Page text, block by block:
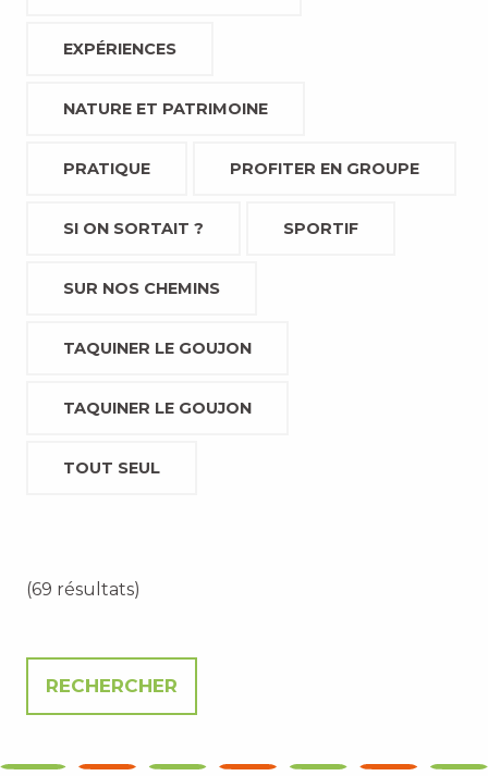
EXPÉRIENCES
NATURE ET PATRIMOINE
PRATIQUE PROFITER EN GROUPE
SI ON SORTAIT ? SPORTIF
SUR NOS CHEMINS
TAQUINER LE GOUJON
TAQUINER LE GOUJON
TOUT SEUL
(69 résultats)